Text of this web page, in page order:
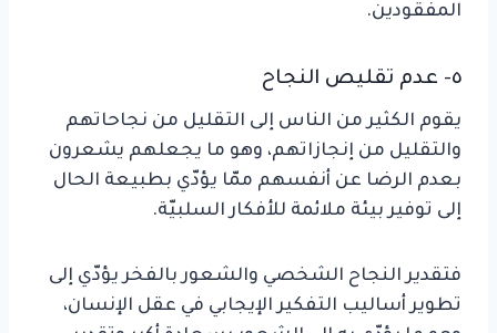
المفقودين.
٥- عدم تقليص النجاح
يقوم الكثير من الناس إلى التقليل من نجاحاتهم
والتقليل من إنجازاتهم، وهو ما يجعلهم يشعرون
بعدم الرضا عن أنفسهم ممّا يؤدّي بطبيعة الحال
إلى توفير بيئة ملائمة للأفكار السلبيّة.
فتقدير النجاح الشخصي والشعور بالفخر يؤدّي إلى
تطوير أساليب التفكير الإيجابي في عقل الإنسان،